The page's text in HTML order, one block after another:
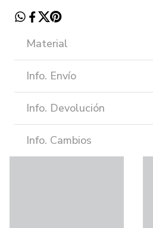
Material
Info. Envío
Info. Devolución
Info. Cambios